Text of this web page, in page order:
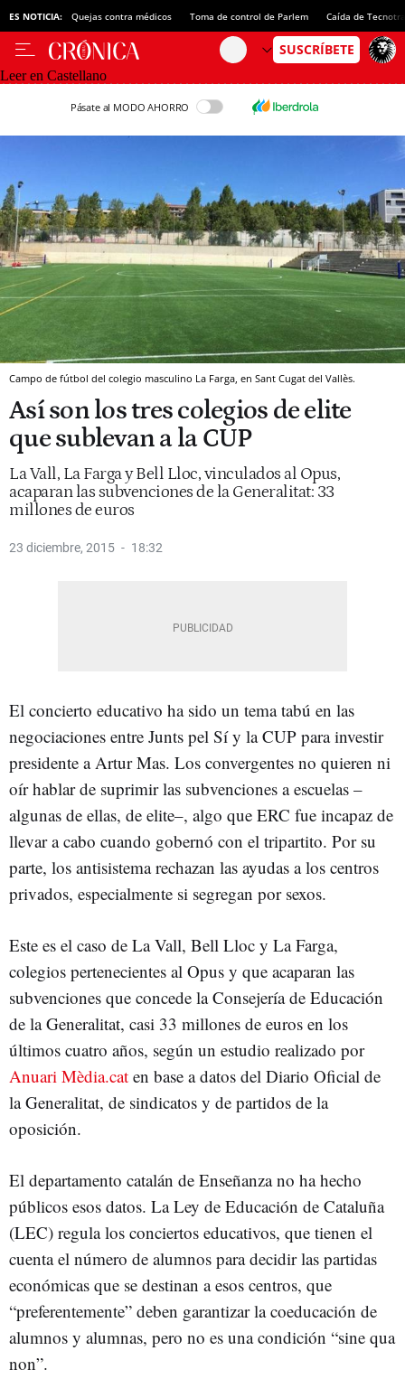
ES NOTICIA: Quejas contra médicos Toma de control de Parlem Caída de
Leer en Castellano
Pásate al MODO AHORRO
Campo de fútbol del colegio masculino La Farga, en Sant Cugat del Vallès.
Así son los tres colegios de elite
que sublevan a la CUP
La Vall, La Farga y Bell Lloc, vinculados al Opus,
acaparan las subvenciones de la Generalitat: 33
millones de euros
23 diciembre, 2015 18:32
El concierto educativo ha sido un tema tabú en las
negociaciones entre Junts pel Sí y la CUP para investir
presidente a Artur Mas. Los convergentes no quieren ni
oír hablar de suprimir las subvenciones a escuelas –
algunas de ellas, de elite–, algo que ERC fue incapaz de
llevar a cabo cuando gobernó con el tripartito. Por su
parte, los antisistema rechazan las ayudas a los centros
privados, especialmente si segregan por sexos.
Este es el caso de La Vall, Bell Lloc y La Farga,
colegios pertenecientes al Opus y que acaparan las
subvenciones que concede la Consejería de Educación
de la Generalitat, casi 33 millones de euros en los
últimos cuatro años, según un estudio realizado por
Anuari Mèdia.cat en base a datos del Diario Oficial de
la Generalitat, de sindicatos y de partidos de la
oposición.
El departamento catalán de Enseñanza no ha hecho
públicos esos datos. La Ley de Educación de Cataluña
(LEC) regula los conciertos educativos, que tienen el
cuenta el número de alumnos para decidir las partidas
económicas que se destinan a esos centros, que
“preferentemente” deben garantizar la coeducación de
alumnos y alumnas, pero no es una condición “sine qua
non”.